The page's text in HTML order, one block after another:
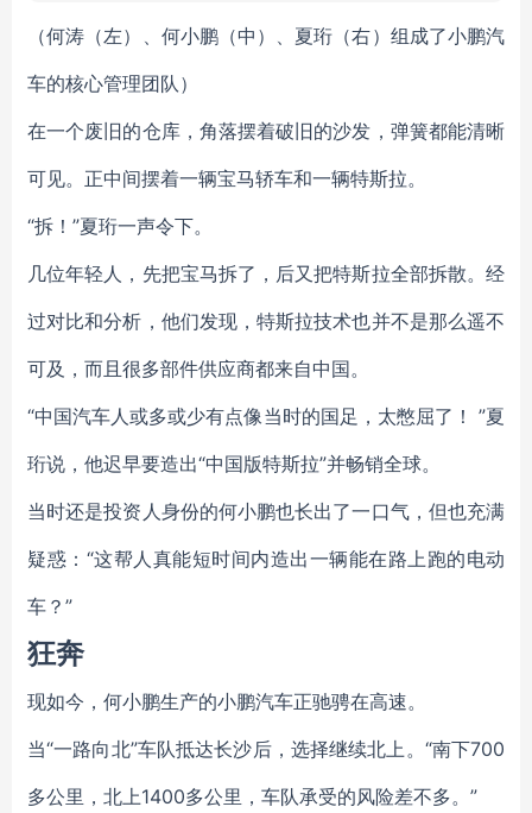
（何涛（左）、何小鹏（中）、夏珩（右）组成了小鹏汽
车的核心管理团队）
在一个废旧的仓库，角落摆着破旧的沙发，弹簧都能清晰
可见。正中间摆着一辆宝马轿车和一辆特斯拉。
“拆！”夏珩一声令下。
几位年轻人，先把宝马拆了，后又把特斯拉全部拆散。经
过对比和分析，他们发现，特斯拉技术也并不是那么遥不
可及，而且很多部件供应商都来自中国。
“中国汽车人或多或少有点像当时的国足，太憋屈了！ ”夏
珩说，他迟早要造出“中国版特斯拉”并畅销全球。
当时还是投资人身份的何小鹏也长出了一口气，但也充满
疑惑：“这帮人真能短时间内造出一辆能在路上跑的电动
车？”
狂奔
现如今，何小鹏生产的小鹏汽车正驰骋在高速。
当“一路向北”车队抵达长沙后，选择继续北上。“南下700
多公里，北上1400多公里，车队承受的风险差不多。”